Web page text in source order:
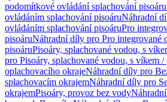
podomítkové ovládání splachování pisoáru
ovládáním splachování pisoáruNáhradní
ovládáním splachování pisoáruPro
pisoáruNáhradní díly pro Pro integrované
pisoáruPisoáry, splachované vodou, s
pro Pisoáry, splachované vodou, s víkem
oplachovacího okrajeNáhradní díly pro
splachovacím okrajemNáhradní díly pro
okrajemPisoáry, provoz bez vody